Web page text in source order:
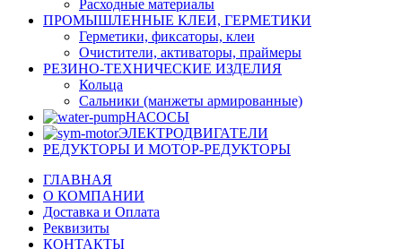
Расходные материалы
ПРОМЫШЛЕННЫЕ КЛЕИ, ГЕРМЕТИКИ
Герметики, фиксаторы, клеи
Очистители, активаторы, праймеры
РЕЗИНО-ТЕХНИЧЕСКИЕ ИЗДЕЛИЯ
Кольца
Сальники (манжеты армированные)
НАСОСЫ
ЭЛЕКТРОДВИГАТЕЛИ
РЕДУКТОРЫ И МОТОР-РЕДУКТОРЫ
ГЛАВНАЯ
О КОМПАНИИ
Доставка и Оплата
Реквизиты
КОНТАКТЫ